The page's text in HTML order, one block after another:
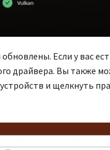
Если у вас
драйвера. Вы также
и щелкнуть